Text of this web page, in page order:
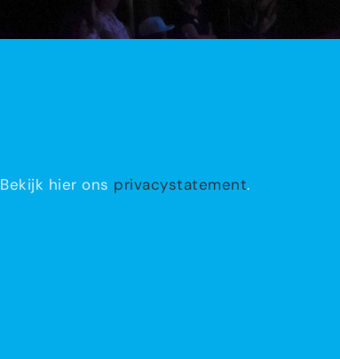
Bekijk hier ons privacystatement.